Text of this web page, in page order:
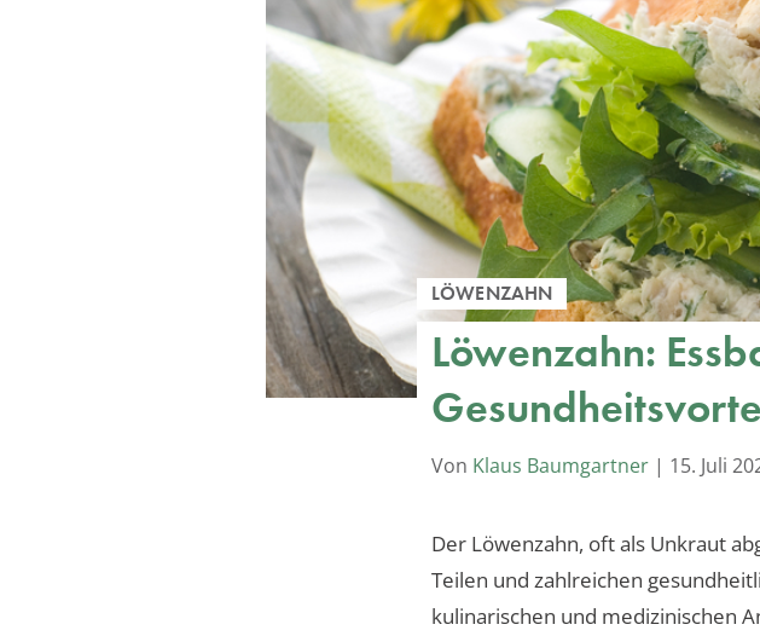
LÖWENZAHN
Löwenzahn:
Von Klaus Baumgartner | 15. Juli
Der Löwenzahn, oft als Unkraut
Teilen und zahlreichen
kulinarischen und medizinischen